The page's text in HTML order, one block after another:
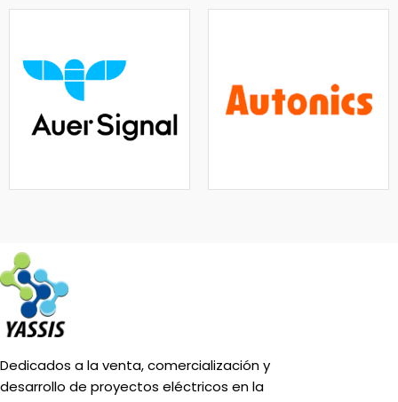
Dedicados a la venta, comercialización y
desarrollo de proyectos eléctricos en la